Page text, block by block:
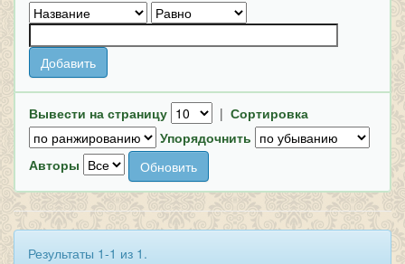
Вывести на страницу | Сортировка
Упорядочнить
Авторы
Результаты 1-1 из 1.